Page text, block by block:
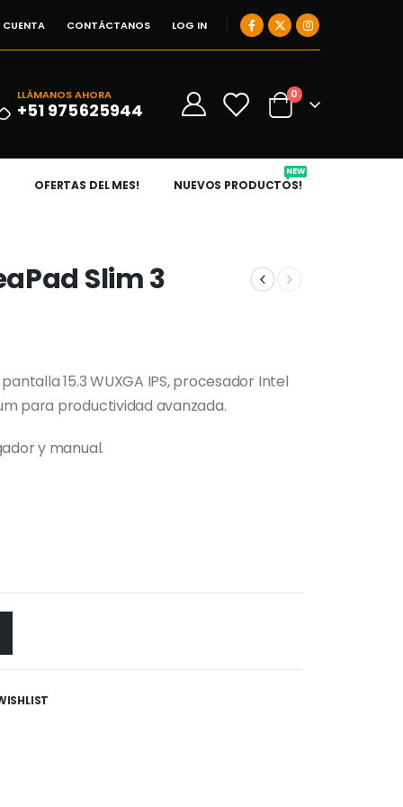
CUENTA CONTÁCTANOS LOG IN
LLÁMANOS AHORA
+51 975625944
0 0
OFERTAS DEL MES! NUEVOS PRODUCTOS!
NEW
Slim 3
15.3 WUXGA IPS, procesador Intel
para productividad avanzada.
y manual.